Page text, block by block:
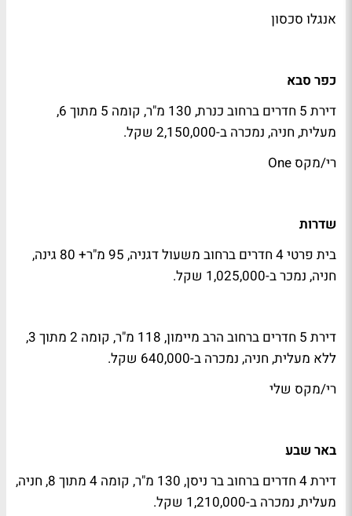
אנגלו סכסון
כפר סבא
דירת 5 חדרים ברחוב כנרת, 130 מ"ר, קומה 5 מתוך 6,
מעלית, חניה, נמכרה ב-2,150,000 שקל.
רי/מקס One
שדרות
בית פרטי 4 חדרים ברחוב משעול דגניה, 95 מ"ר+ 80 גינה,
חניה, נמכר ב-1,025,000 שקל.
דירת 5 חדרים ברחוב הרב מיימון, 118 מ"ר, קומה 2 מתוך 3,
ללא מעלית, חניה, נמכרה ב-640,000 שקל.
רי/מקס שלי
באר שבע
דירת 4 חדרים ברחוב בר ניסן, 130 מ"ר, קומה 4 מתוך 8, חניה,
מעלית, נמכרה ב-1,210,000 שקל.